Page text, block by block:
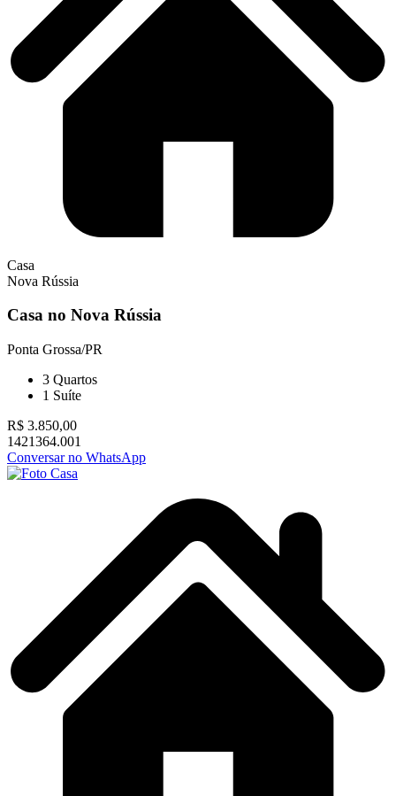
Casa
Nova Rússia
Casa no Nova Rússia
Ponta Grossa/PR
3 Quartos
1 Suíte
R$ 3.850,00
1421364.001
Conversar no WhatsApp